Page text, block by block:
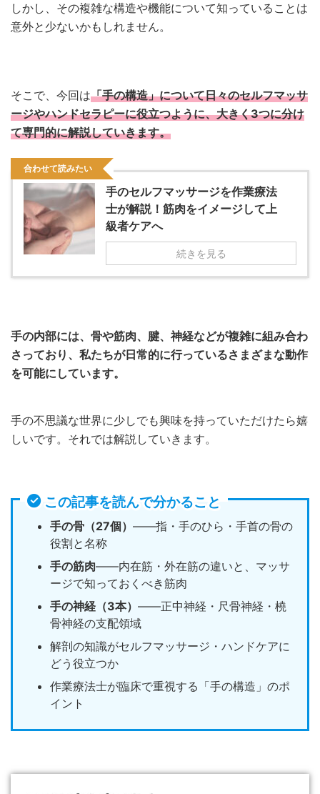
しかし、その複雑な構造や機能について知っていることは
意外と少ないかもしれません。
そこで、今回は「手の構造」について日々のセルフマッサ
ージやハンドセラピーに役立つように、大きく3つに分け
て専門的に解説していきます。
合わせて読みたい
手のセルフマッサージを作業療法
士が解説！筋肉をイメージして上
級者ケアへ
続きを見る
手の内部には、骨や筋肉、腱、神経などが複雑に組み合わ
さっており、私たちが日常的に行っているさまざまな動作
を可能にしています。
手の不思議な世界に少しでも興味を持っていただけたら嬉
しいです。それでは解説していきます。
この記事を読んで分かること
手の骨（27個） ——指・手のひら・手首の骨の
役割と名称
手の筋肉——内在筋・外在筋の違いと、マッサ
ージで知っておくべき筋肉
手の神経（3本） ——正中神経・尺骨神経・橈
骨神経の支配領域
解剖の知識がセルフマッサージ・ハンドケアに
どう役立つか
作業療法士が臨床で重視する「手の構造」のポ
イント